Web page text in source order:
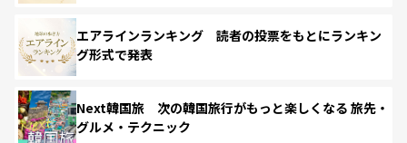
エアラインランキング 読者の投票をもとにランキン
グ形式で発表
Next韓国旅 次の韓国旅行がもっと楽しくなる 旅先・
グルメ・テクニック